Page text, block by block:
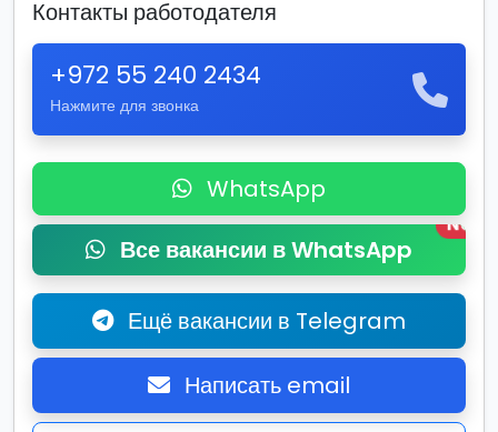
Контакты работодателя
+972 55 240 2434
Нажмите для звонка
WhatsApp
Все вакансии в WhatsApp
New
Ещё вакансии в Telegram
Написать email